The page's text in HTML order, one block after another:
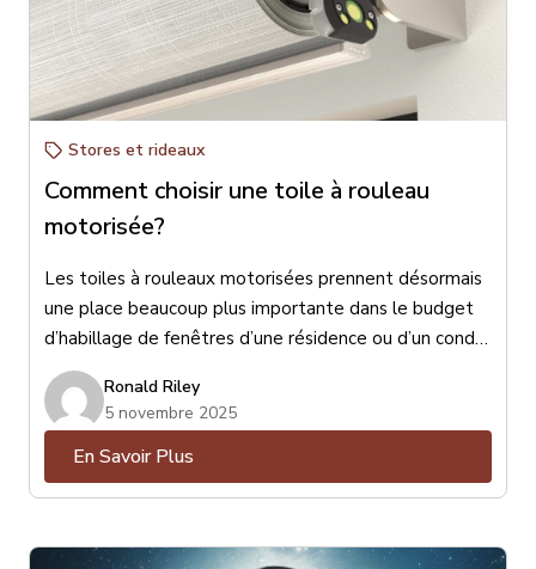
Stores et rideaux
Comment choisir une toile à rouleau
motorisée?
Les toiles à rouleaux motorisées prennent désormais
une place beaucoup plus importante dans le budget
d’habillage de fenêtres d’une résidence ou d’un condo.
Surtout depuis l’entrée en vigueur de la loi canadienne
de 2022 qui oblige les fabricants de toiles à rouleaux
d’éliminer toute chaînette ou corde apparente afin
d’éviter des accidents et des risques d’étranglements
protégeant ainsi les enfants et même certains
Ronald Riley
5 novembre 2025
En Savoir Plus